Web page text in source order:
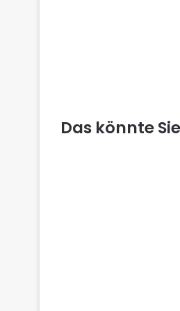
Das könnte